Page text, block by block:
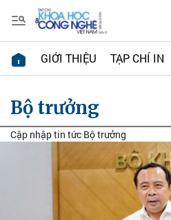
GIỚI THIỆU TẠP CHÍ IN
Bộ trưởng
Cập nhập tin tức Bộ trưởng